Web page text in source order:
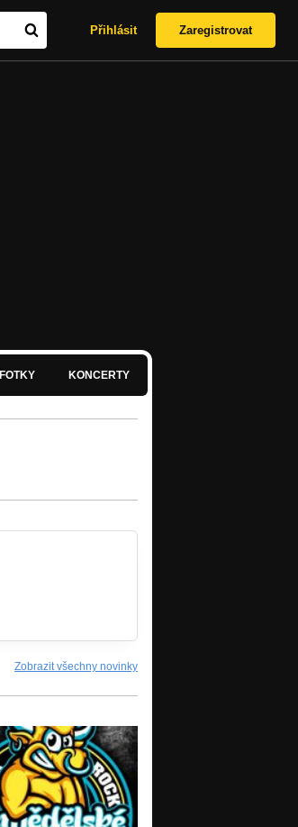
Přihlásit Zaregistrovat
FOTKY KONCERTY
Zobrazit všechny novinky